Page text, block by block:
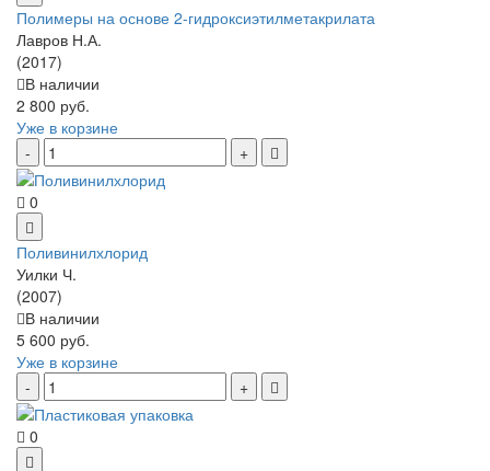
Полимеры на основе 2-гидроксиэтилметакрилата
Лавров Н.А.
(2017)
В наличии
2 800 руб.
Уже в корзине
0
Поливинилхлорид
Уилки Ч.
(2007)
В наличии
5 600 руб.
Уже в корзине
0